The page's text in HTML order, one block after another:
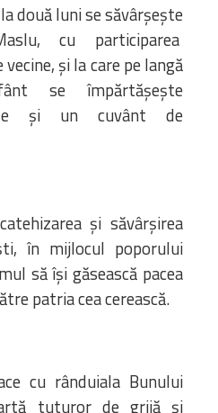
două luni se săvârșește
cu participarea
și la care pe langă
se împărtășește
și un cuvânt de
și săvârșirea
în mijlocul poporului
să își găsească pacea
patria cea cerească.
cu rânduiala Bunului
tuturor de grijă și